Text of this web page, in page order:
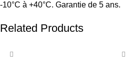
-10°C à +40°C. Garantie de 5 ans.
Related Products